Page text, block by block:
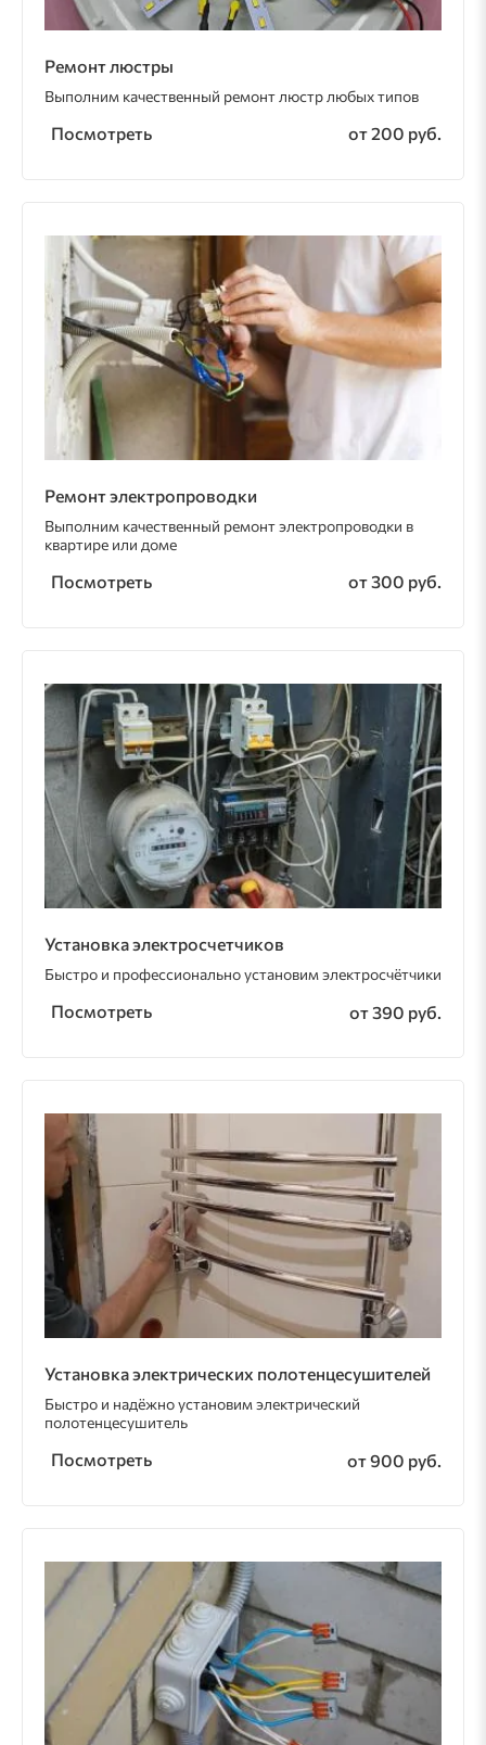
Ремонт люстры
Выполним качественный ремонт люстр любых типов
Посмотреть от 200 руб.
Ремонт электропроводки
Выполним качественный ремонт электропроводки в
квартире или доме
Посмотреть от 300 руб.
Установка электросчетчиков
Быстро и профессионально установим электросчётчики
Посмотреть от 390 руб.
Установка электрических полотенцесушителей
Быстро и надёжно установим электрический
полотенцесушитель
Посмотреть от 900 руб.